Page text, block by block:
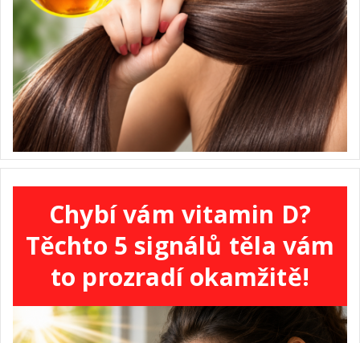
Chybí vám vitamin D?
Těchto 5 signálů těla vám
to prozradí okamžitě!